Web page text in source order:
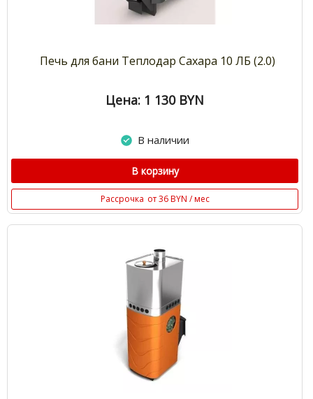
Печь для бани Теплодар Сахара 10 ЛБ (2.0)
Цена: 1 130 BYN
В наличии
В корзину
Рассрочка от 36 BYN / мес